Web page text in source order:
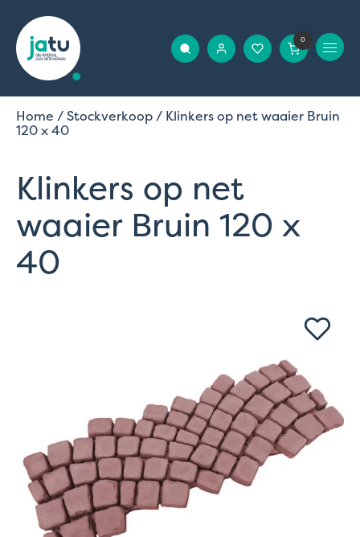
0
Home /Stockverkoop/ Klinkers op net waaier Bruin
120 x 40
Klinkers op net
waaier Bruin 120 x
40